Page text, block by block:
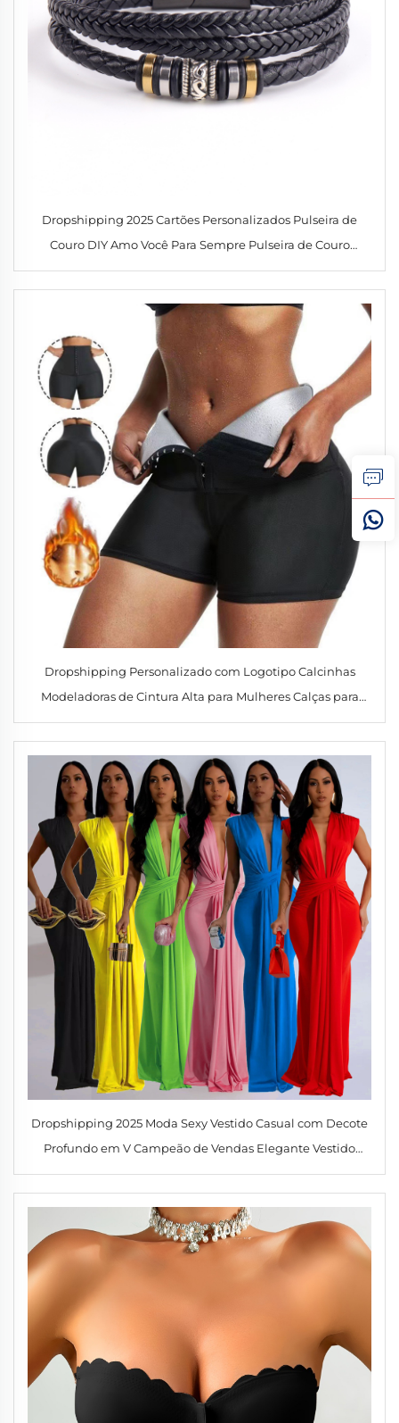
Dropshipping 2025 Cartões Personalizados Pulseira de
Couro DIY Amo Você Para Sempre Pulseira de Couro
Trançada com Fecho Magnético de Aço Inoxidável
Dropshipping Personalizado com Logotipo Calcinhas
Modeladoras de Cintura Alta para Mulheres Calças para
Suor Sauna com Alta Cintura para Perder Peso Calcinha
Modeladora para Yoga para Esportes e Fitness
Dropshipping 2025 Moda Sexy Vestido Casual com Decote
Profundo em V Campeão de Vendas Elegante Vestido
Justo Longo sem Mangas para Mulheres